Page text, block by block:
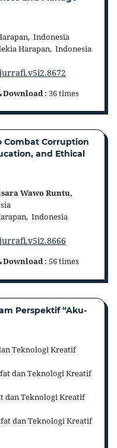
Indonesia
Harapan, Indonesia
Download: 36 times
Combat Corruption
and Ethical
Wawo Runtu,
Indonesia
Download: 56 times
Perspektif “Aku-
Teknologi Kreatif
dan Teknologi Kreatif
dan Teknologi Kreatif
dan Teknologi Kreatif